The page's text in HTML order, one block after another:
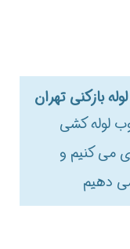
بازکنی تهران
لوله کشی
می کنیم و
دهیم